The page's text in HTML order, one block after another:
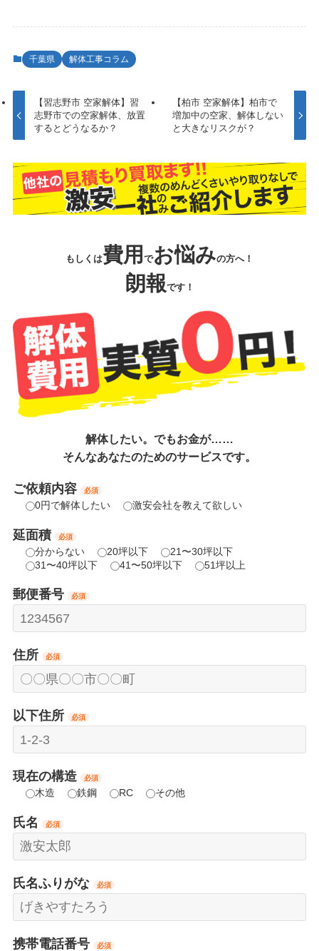
千葉県 解体工事コラム
【習志野市 空家解体】習
志野市での空家解体、放置
するとどうなるか？
【柏市 空家解体】柏市で
増加中の空家、解体しない
と大きなリスクが？
もしくは費用 でお悩みの方へ！
朗報です！
解体したい。でもお金が……
そんなあなたのためのサービスです。
ご依頼内容 必須
0円で解体したい 激安会社を教えて欲しい
延面積 必須
分からない 20坪以下
21〜30坪以下
31〜40坪以下
41〜50坪以下 51坪以上
郵便番号 必須
住所 必須
以下住所 必須
現在の構造 必須
木造 鉄鋼 RC その他
氏名 必須
氏名ふりがな 必須
携帯電話番号 必須